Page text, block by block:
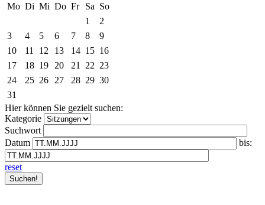
Mo Di Mi Do Fr Sa So
1
2
3
4 5 6 7 8
9
10
11 12 13 14 15 16
17
18 19 20 21 22 23
24
25 26 27 28 29 30
31
Hier können Sie gezielt suchen:
Kategorie
Suchwort
Datum
bis:
reset